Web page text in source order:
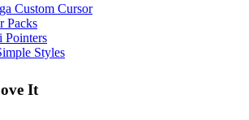
Custom Cursor
Packs
Pointers
Styles
It